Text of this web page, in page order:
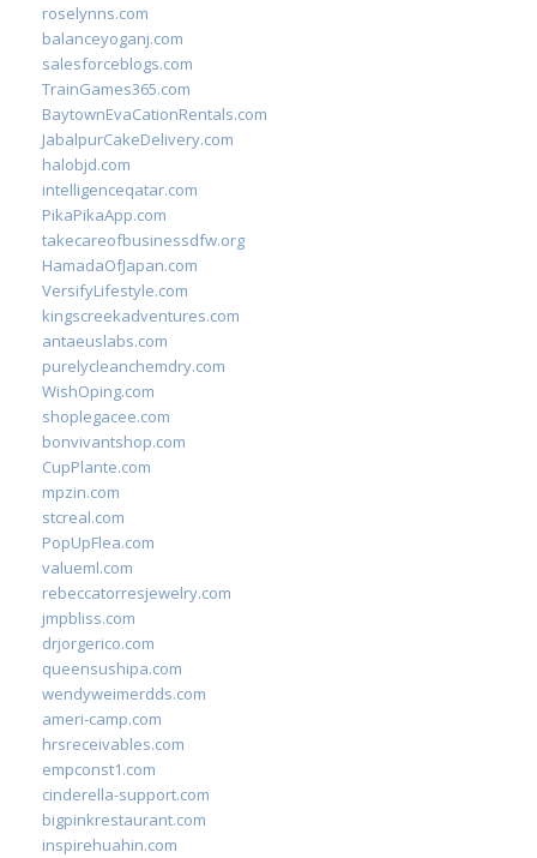
roselynns.com
balanceyoganj.com
salesforceblogs.com
TrainGames365.com
BaytownEvaCationRentals.com
JabalpurCakeDelivery.com
halobjd.com
intelligenceqatar.com
PikaPikaApp.com
takecareofbusinessdfw.org
HamadaOfJapan.com
VersifyLifestyle.com
kingscreekadventures.com
antaeuslabs.com
purelycleanchemdry.com
WishOping.com
shoplegacee.com
bonvivantshop.com
CupPlante.com
mpzin.com
stcreal.com
PopUpFlea.com
valueml.com
rebeccatorresjewelry.com
jmpbliss.com
drjorgerico.com
queensushipa.com
wendyweimerdds.com
ameri-camp.com
hrsreceivables.com
empconst1.com
cinderella-support.com
bigpinkrestaurant.com
inspirehuahin.com